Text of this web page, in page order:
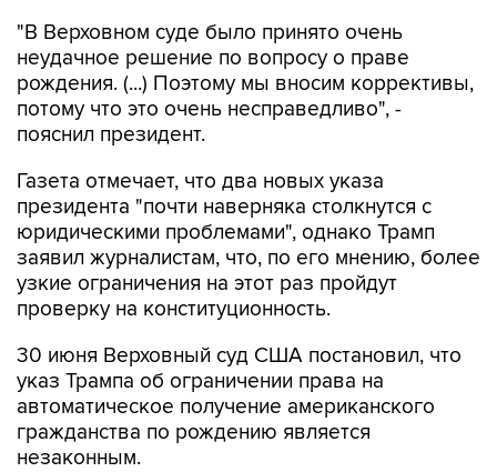
"В Верховном суде было принято очень
неудачное решение по вопросу о праве
рождения. (...) Поэтому мы вносим коррективы,
потому что это очень несправедливо", -
пояснил президент.
Газета отмечает, что два новых указа
президента "почти наверняка столкнутся с
юридическими проблемами", однако Трамп
заявил журналистам, что, по его мнению, более
узкие ограничения на этот раз пройдут
проверку на конституционность.
30 июня Верховный суд США постановил, что
указ Трампа об ограничении права на
автоматическое получение американского
гражданства по рождению является
незаконным.